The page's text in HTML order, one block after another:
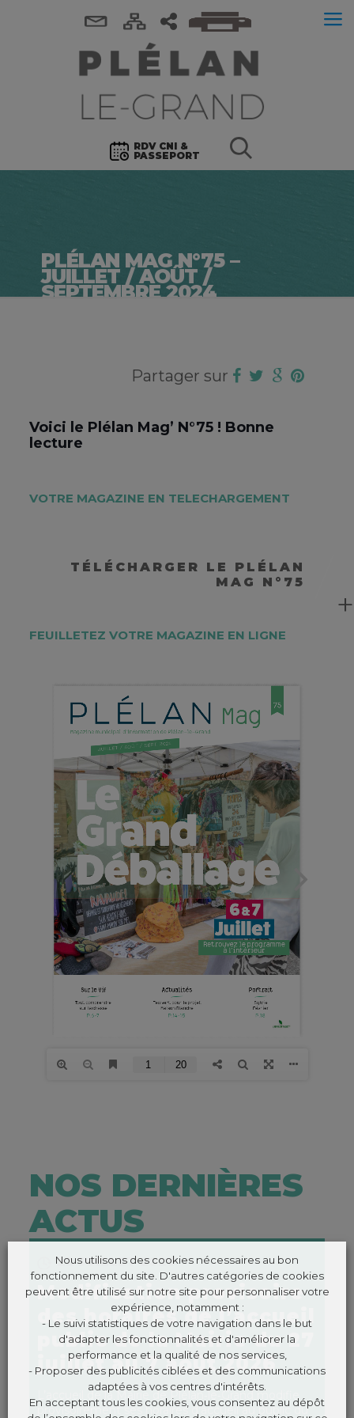
RDV CNI &
PASSEPORT
PLÉLAN MAG N°75 –
JUILLET / AOÛT /
SEPTEMBRE 2024
Partager sur
Voici le Plélan Mag’ N°75 ! Bonne
lecture
VOTRE MAGAZINE EN TELECHARGEMENT
TÉLÉCHARGER LE PLÉLAN
MAG N°75
FEUILLETEZ VOTRE MAGAZINE EN LIGNE
NOS DERNIÈRES
ACTUS
22 JUILLET 2026
Modification provisoire
des horaires de l’accueil
public de la Mairie du 27
juillet au 7 août 2026
L’accueil de la Mairie de Plélan‑le‑Grand modifie
provisoirement ses horaires d’accueil au public du
Nous utilisons des cookies nécessaires au bon
fonctionnement du site. D'autres catégories de cookies
peuvent être utilisé sur notre site pour personnaliser votre
expérience, notamment :
- Le suivi statistiques de votre navigation dans le but
d'adapter les fonctionnalités et d'améliorer la
performance et la qualité de nos services,
- Proposer des publicités ciblées et des communications
adaptées à vos centres d'intérêts.
En acceptant tous les cookies, vous consentez au dépôt